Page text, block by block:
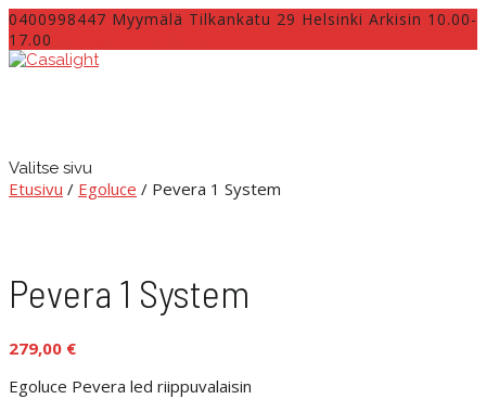
0400998447 Myymälä Tilkankatu 29 Helsinki Arkisin 10.00-
17.00
Valitse sivu
Etusivu / Egoluce / Pevera 1 System
Pevera 1 System
279,00 €
Egoluce Pevera led riippuvalaisin